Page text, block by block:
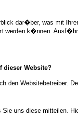
dar�ber, was mit
werden k�nnen.
dieser Website?
den Websitebetreiber.
Sie uns diese mitteilen.